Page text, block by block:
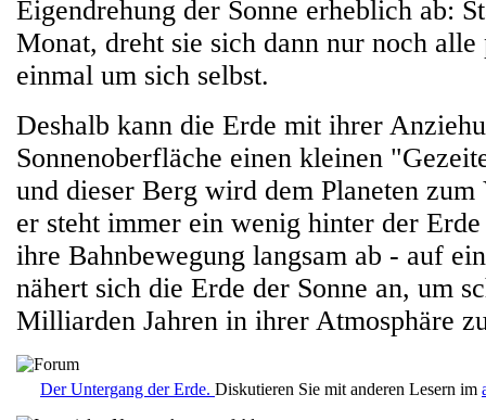
Eigendrehung der Sonne erheblich ab:
Monat, dreht sie sich dann nur noch alle
einmal um sich selbst.
Deshalb kann die Erde mit ihrer
Sonnenoberfläche einen kleinen
und dieser Berg wird dem Planeten zum
er steht immer ein wenig hinter der
ihre Bahnbewegung langsam ab - auf
nähert sich die Erde der Sonne an, um
Milliarden Jahren in ihrer Atmosphäre
Der Untergang der Erde. Diskutieren Sie mit anderen Lesern im